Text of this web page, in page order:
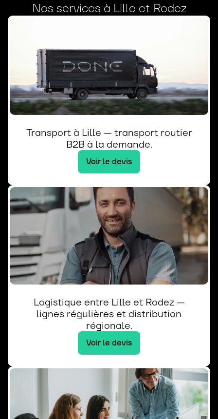
Nos services à Lille et Rodez
Transport à Lille — transport routier
B2B à la demande.
Voir le devis
Logistique entre Lille et Rodez —
lignes régulières et distribution
régionale.
Voir le devis